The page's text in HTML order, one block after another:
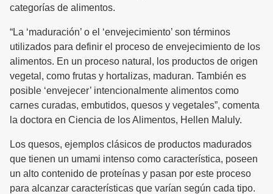
categorías de alimentos.
“La ‘maduración’ o el ‘envejecimiento’ son términos
utilizados para definir el proceso de envejecimiento de los
alimentos. En un proceso natural, los productos de origen
vegetal, como frutas y hortalizas, maduran. También es
posible ‘envejecer’ intencionalmente alimentos como
carnes curadas, embutidos, quesos y vegetales”, comenta
la doctora en Ciencia de los Alimentos, Hellen Maluly.
Los quesos, ejemplos clásicos de productos madurados
que tienen un umami intenso como característica, poseen
un alto contenido de proteínas y pasan por este proceso
para alcanzar características que varían según cada tipo.